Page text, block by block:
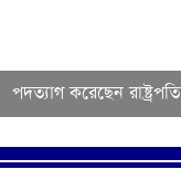
পদত্যাগ করেছেন